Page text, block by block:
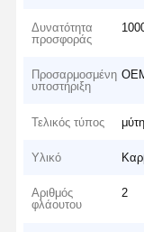
Δυνατότητα
προσφοράς
Προσαρμοσμένη
υποστήριξη
Τελικός τύπος
Υλικό
Αριθμός
φλάουτου
2